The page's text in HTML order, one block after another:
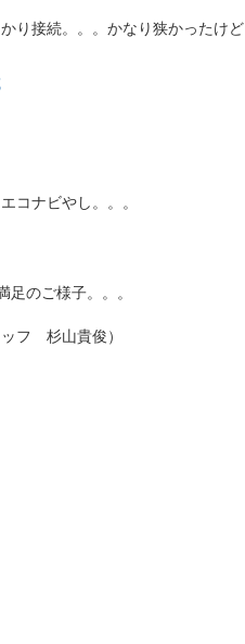
り接続。。。かなり狭かったけど
コナビやし。。。
のご様子。。。
フ 杉山貴俊）